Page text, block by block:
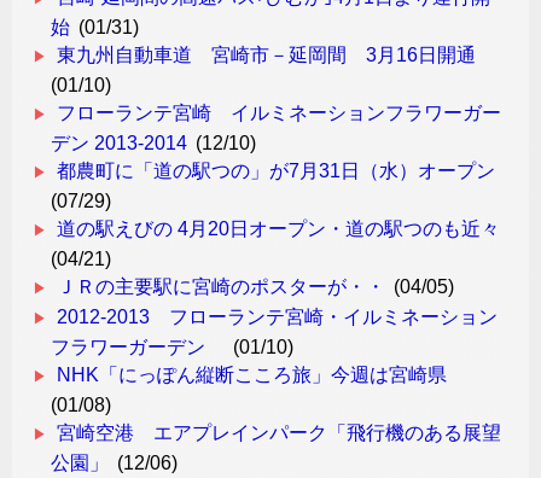
始 (01/31)
東九州自動車道 宮崎市－延岡間 3月16日開通
(01/10)
フローランテ宮崎 イルミネーションフラワーガー
デン 2013-2014 (12/10)
都農町に「道の駅つの」が7月31日（水）オープン
(07/29)
道の駅えびの 4月20日オープン・道の駅つのも近々
(04/21)
ＪＲの主要駅に宮崎のポスターが・・
(04/05)
2012-2013 フローランテ宮崎・イルミネーション
フラワーガーデン
(01/10)
NHK「にっぽん縦断こころ旅」今週は宮崎県
(01/08)
宮崎空港 エアプレインパーク「飛行機のある展望
公園」
(12/06)